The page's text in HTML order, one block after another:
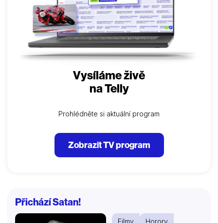
Vysíláme živě
na Telly
Prohlédněte si aktuální program
Zobrazit TV program
Přichází Satan!
Filmy Horory